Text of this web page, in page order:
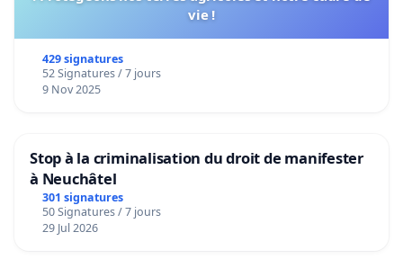
vie !
429 signatures
52 Signatures / 7 jours
9 Nov 2025
Stop à la criminalisation du droit de manifester
à Neuchâtel
301 signatures
50 Signatures / 7 jours
29 Jul 2026